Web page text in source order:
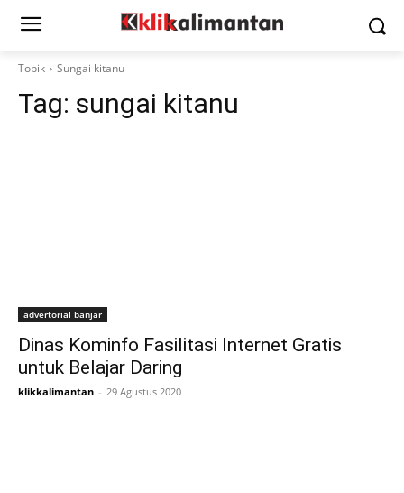
Topik Sungai kitanu
Tag: sungai kitanu
advertorial banjar
Dinas Kominfo Fasilitasi Internet Gratis
untuk Belajar Daring
klikkalimantan - 29 Agustus 2020